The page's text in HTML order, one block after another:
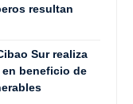
resultan
Sur realiza
beneficio de